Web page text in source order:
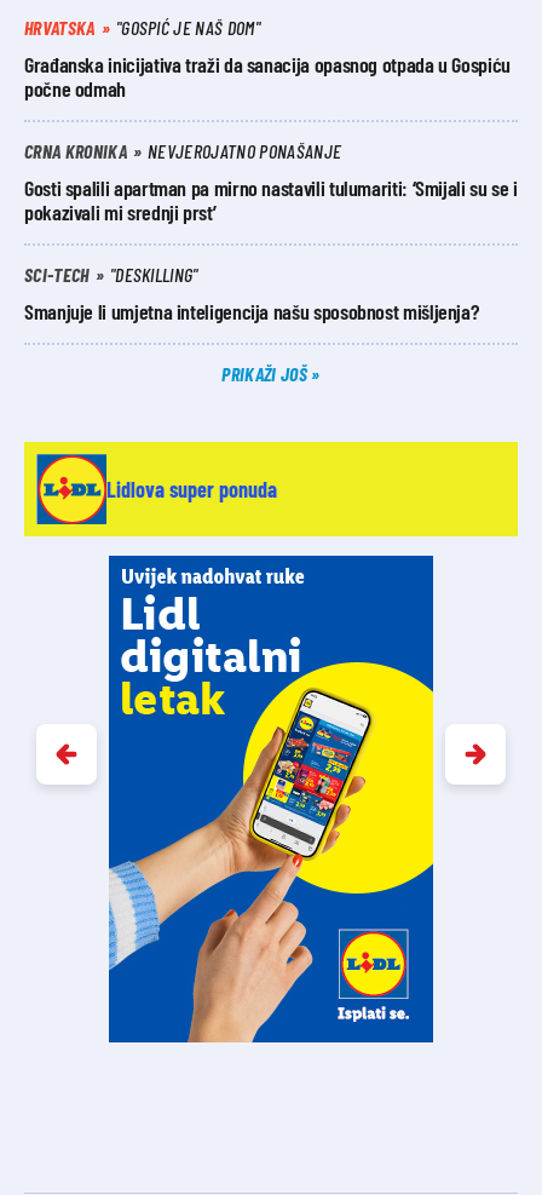
HRVATSKA "GOSPIĆ JE NAŠ DOM"
Građanska inicijativa traži da sanacija opasnog otpada u Gospiću
počne odmah
CRNA KRONIKA NEVJEROJATNO PONAŠANJE
Gosti spalili apartman pa mirno nastavili tulumariti: ‘Smijali su se i
pokazivali mi srednji prst’
SCI-TECH "DESKILLING"
Smanjuje li umjetna inteligencija našu sposobnost mišljenja?
PRIKAŽI JOŠ
Lidlova super ponuda